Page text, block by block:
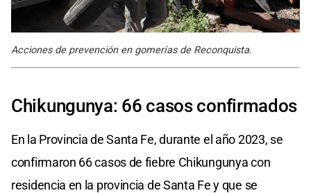
Acciones de prevención en gomerías de Reconquista.
Chikungunya: 66 casos confirmados
En la Provincia de Santa Fe, durante el año 2023, se
confirmaron 66 casos de fiebre Chikungunya con
residencia en la provincia de Santa Fe y que se